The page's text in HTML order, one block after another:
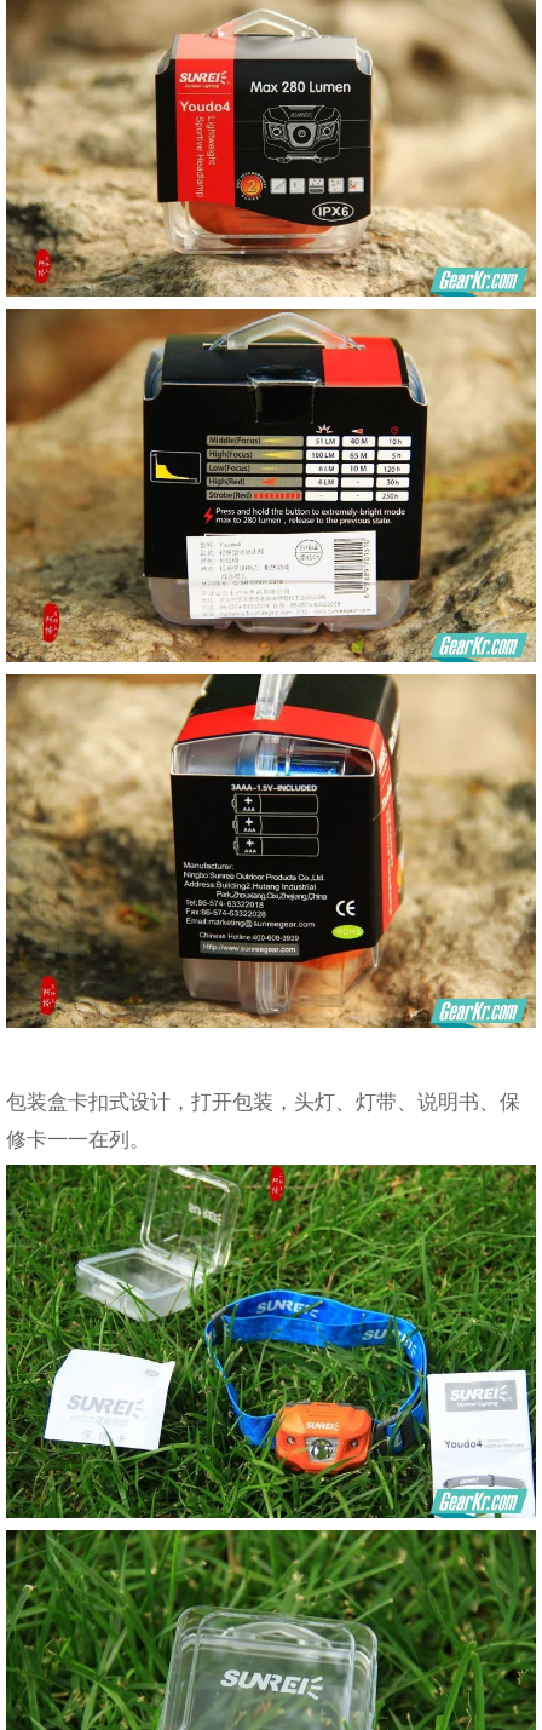
包装盒卡扣式设计，打开包装，头灯、灯带、说明书、保
修卡一一在列。